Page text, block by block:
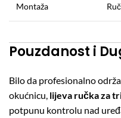
Montaža
Pouzdanost i
Bilo da profesionalno
okućnicu, lijeva ručka za
potpunu kontrolu nad